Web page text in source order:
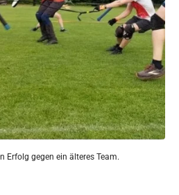
Erfolg gegen ein älteres Team.